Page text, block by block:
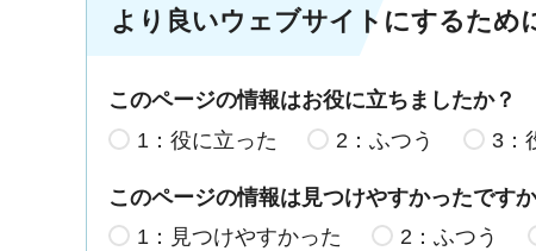
より良いウェブサイトにするため
このページの情報はお役に立ちましたか？
1：役に立った
2：ふつう 3：
このページの情報は見つけやすかったです
1：見つけやすかった
2：ふつう